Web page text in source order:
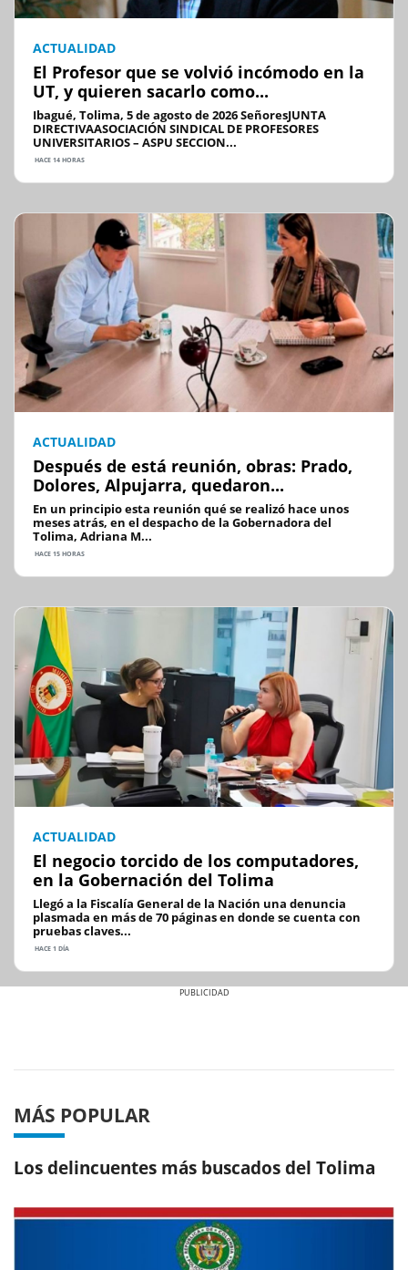
ACTUALIDAD
El Profesor que se volvió incómodo en la
UT, y quieren sacarlo como...
Ibagué, Tolima, 5 de agosto de 2026 SeñoresJUNTA
DIRECTIVAASOCIACIÓN SINDICAL DE PROFESORES
UNIVERSITARIOS – ASPU SECCION...
HACE 14 HORAS
ACTUALIDAD
Después de está reunión, obras: Prado,
Dolores, Alpujarra, quedaron...
En un principio esta reunión qué se realizó hace unos
meses atrás, en el despacho de la Gobernadora del
Tolima, Adriana M...
HACE 15 HORAS
ACTUALIDAD
El negocio torcido de los computadores,
en la Gobernación del Tolima
Llegó a la Fiscalía General de la Nación una denuncia
plasmada en más de 70 páginas en donde se cuenta con
pruebas claves...
HACE 1 DÍA
MÁS POPULAR
Los delincuentes más buscados del Tolima